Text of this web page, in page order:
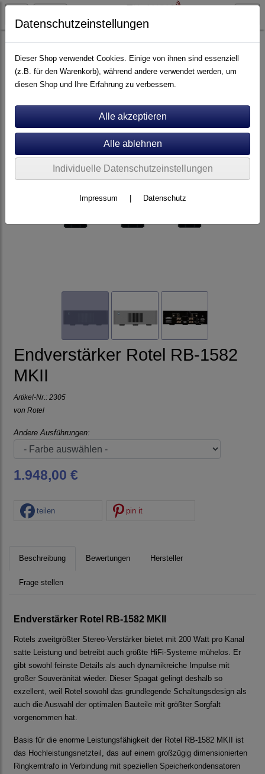
Artikel nach Marken P - Z Rotel
Endverstärker Rotel RB-1582
MKII
Artikel-Nr.: 2305
von Rotel
Andere Ausführungen:
1.948,00 €
teilen pin it
Beschreibung Bewertungen Hersteller
Frage stellen
Endverstärker Rotel RB-1582 MKII
Rotels zweitgrößter Stereo-Verstärker bietet mit 200 Watt pro Kanal
satte Leistung und betreibt auch größte HiFi-Systeme mühelos. Er
gibt sowohl feinste Details als auch dynamikreiche Impulse mit
großer Souveränität wieder. Dieser Spagat gelingt deshalb so
exzellent, weil Rotel sowohl das grundlegende Schaltungsdesign als
auch die Auswahl der optimalen Bauteile mit größter Sorgfalt
vorgenommen hat.
Basis für die enorme Leistungsfähigkeit der Rotel RB-1582 MKII ist
das Hochleistungsnetzteil, das auf einem großzügig dimensionierten
Ringkerntrafo in Verbindung mit speziellen Speicherkondensatoren
Datenschutzeinstellungen
Dieser Shop verwendet Cookies. Einige von ihnen sind essenziell
(z.B. für den Warenkorb), während andere verwendet werden, um
diesen Shop und Ihre Erfahrung zu verbessern.
Individuelle Datenschutzeinstellungen
Impressum Datenschutz